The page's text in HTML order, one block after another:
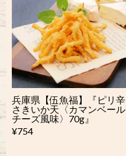
兵庫県【伍魚福】『ピリ辛
さきいか天〈カマンベール
チーズ風味〉70g』
¥754